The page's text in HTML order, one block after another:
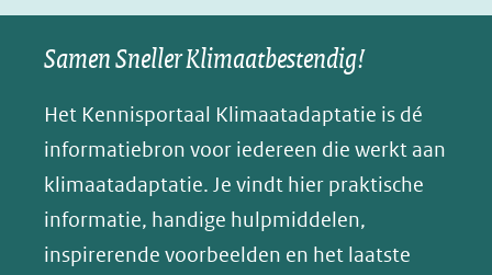
naar
een
website)
naar
een
website)
naar
een
website)
e
s
y
(opent
in
nieuw
venster)
nieuw
venster)
naar
een
andere
website)
Samen Sneller Klimaatbestendig!
Het Kennisportaal Klimaatadaptatie is dé
informatiebron voor iedereen die werkt aan
klimaatadaptatie. Je vindt hier praktische
informatie, handige hulpmiddelen,
inspirerende voorbeelden en het laatste